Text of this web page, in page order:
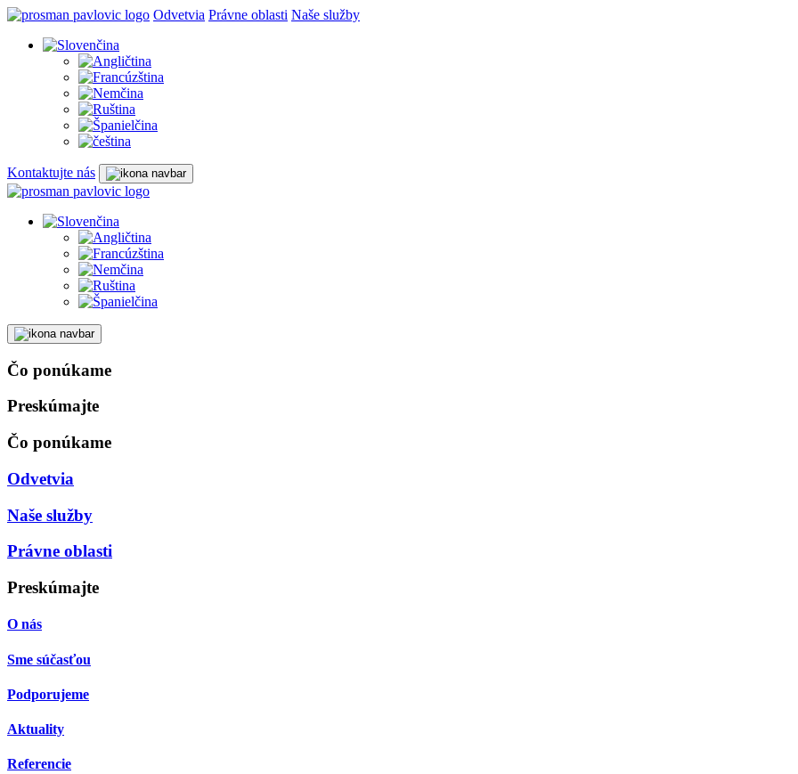
Odvetvia Právne oblasti Naše služby
Kontaktujte nás
Čo ponúkame
Preskúmajte
Čo ponúkame
Odvetvia
Naše služby
Právne oblasti
Preskúmajte
O nás
Sme súčasťou
Podporujeme
Aktuality
Referencie